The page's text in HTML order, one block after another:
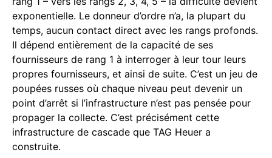
exponentielle. Le donneur d’ordre n’a, la plupart du
temps, aucun contact direct avec les rangs profonds.
Il dépend entièrement de la capacité de ses
fournisseurs de rang 1 à interroger à leur tour leurs
propres fournisseurs, et ainsi de suite. C’est un jeu de
poupées russes où chaque niveau peut devenir un
point d’arrêt si l’infrastructure n’est pas pensée pour
propager la collecte. C’est précisément cette
infrastructure de cascade que TAG Heuer a
construite.